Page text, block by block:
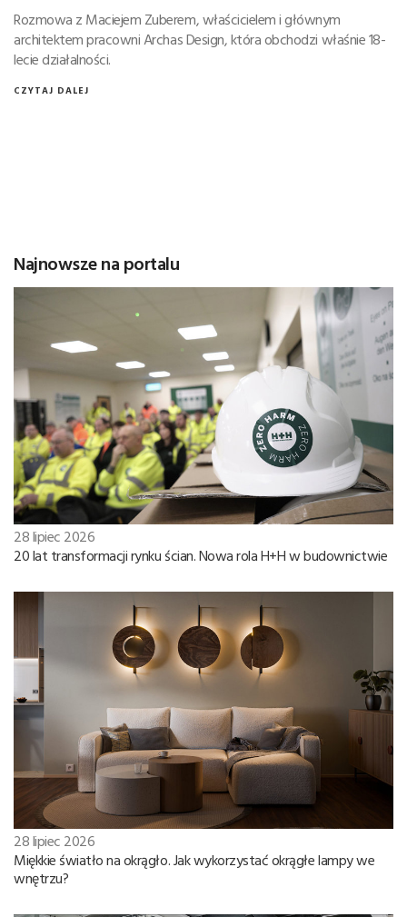
Rozmowa z Maciejem Zuberem, właścicielem i głównym
architektem pracowni Archas Design, która obchodzi właśnie 18-
lecie działalności.
CZYTAJ DALEJ
Najnowsze na portalu
28 lipiec 2026
20 lat transformacji rynku ścian. Nowa rola H+H w budownictwie
28 lipiec 2026
Miękkie światło na okrągło. Jak wykorzystać okrągłe lampy we
wnętrzu?